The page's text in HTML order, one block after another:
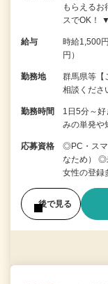
もらえるお
スでOK！
給与
時給1,500
円）
勤務地
群馬県等【
相談くださ
勤務時間
1日5分～
みの単発や
応募資格
◎PC・スマ
なため） ◎
女性の登
後で見る